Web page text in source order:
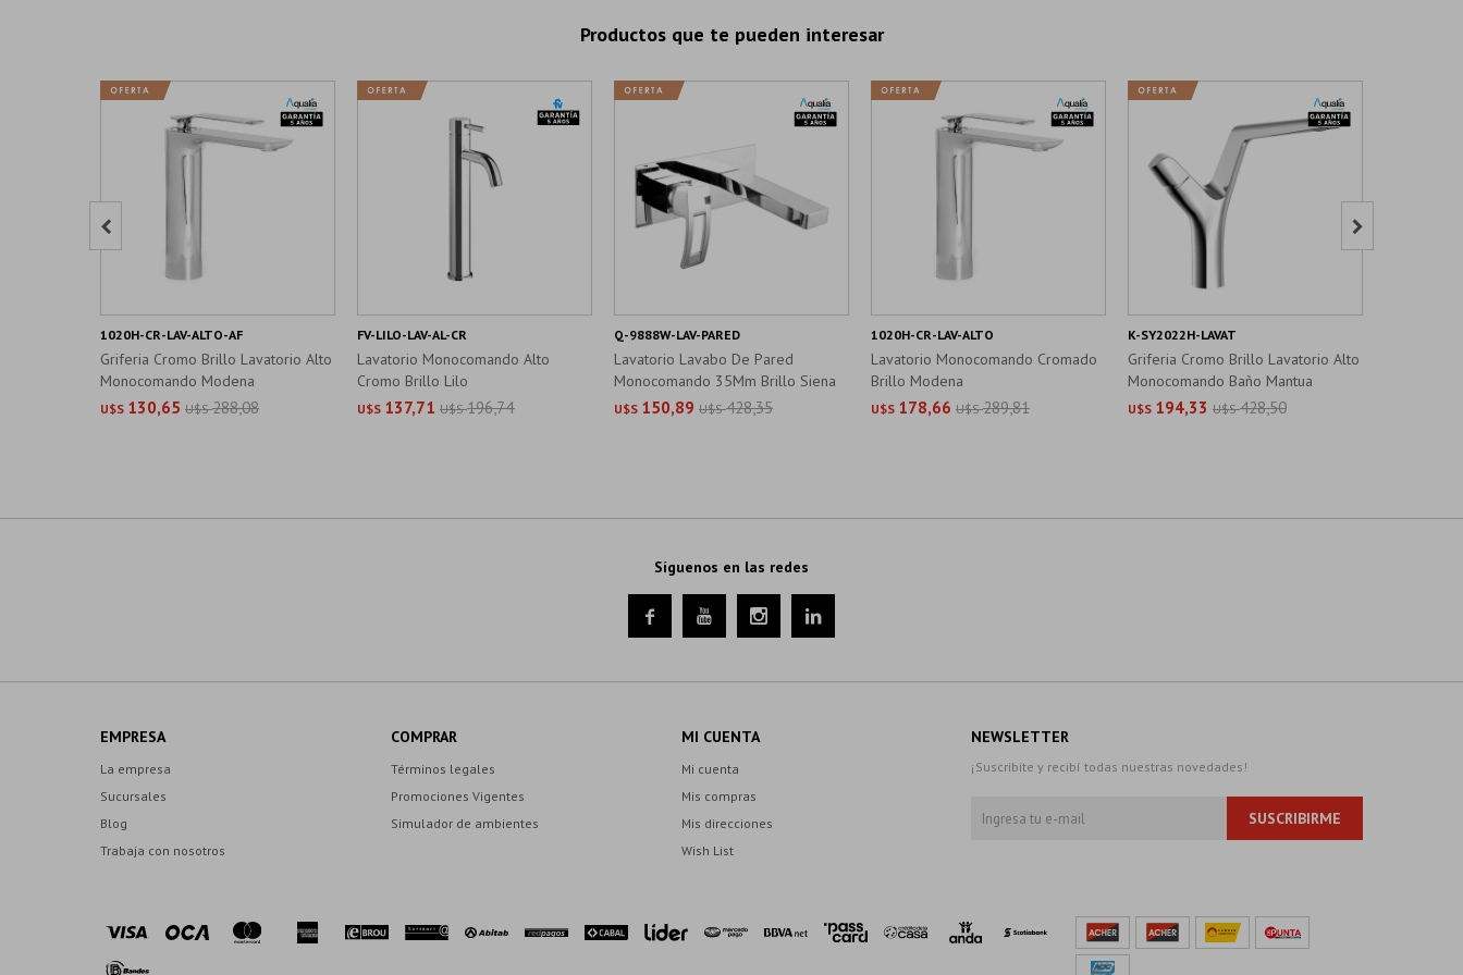
Productos que te pueden interesar
Griferia Cromo Brillo Lavatorio Alto
Monocomando Modena
U$S 130,65 U$S 288,08
1020H-CR-LAV-ALTO-AF
Lavatorio Monocomando Alto
Cromo Brillo Lilo
U$S 137,71 U$S 196,74
FV-LILO-LAV-AL-CR
Lavatorio Lavabo De Pared
Monocomando 35Mm Brillo Siena
U$S 150,89 U$S 428,35
Q-9888W-LAV-PARED
Lavatorio Monocomando Cromado
Brillo Modena
U$S 178,66 U$S 289,81
1020H-CR-LAV-ALTO
Griferia Cromo Brillo Lavatorio Alto
Monocomando Baño Mantua
U$S 194,33 U$S 428,50
K-SY2022H-LAVAT
 
Síguenos en las redes
   
EMPRESA
La empresa
Sucursales
Blog
Trabaja con nosotros
COMPRAR
Términos legales
Promociones Vigentes
Simulador de ambientes
MI CUENTA
Mi cuenta
Mis compras
Mis direcciones
Wish List
NEWSLETTER
¡Suscribite y recibí todas nuestras novedades!
SUSCRIBIRME